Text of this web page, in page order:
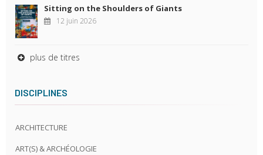
Sitting on the Shoulders of Giants
12 juin 2026
plus de titres
DISCIPLINES
ARCHITECTURE
ART(S) & ARCHÉOLOGIE